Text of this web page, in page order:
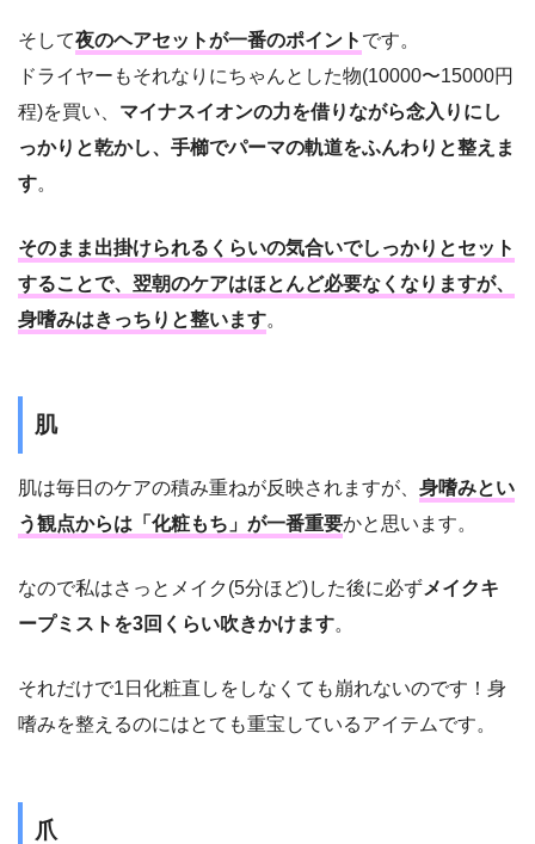
そして夜のヘアセットが一番のポイント です。
ドライヤーもそれなりにちゃんとした物(10000〜15000円
程)を買い、 マイナスイオンの力を借りながら念入りにし
っかりと乾かし、手櫛でパーマの軌道をふんわりと整えま
す。
そのまま出掛けられるくらいの気合いでしっかりとセット
することで、翌朝のケアはほとんど必要なくなりますが、
身嗜みはきっちりと整います。
肌
肌は毎日のケアの積み重ねが反映されますが、 身嗜みとい
う観点からは「化粧もち」が一番重要かと思います。
なので私はさっとメイク(5分ほど)した後に必ずメイクキ
ープミストを3回くらい吹きかけます。
それだけで1日化粧直しをしなくても崩れないのです！身
嗜みを整えるのにはとても重宝しているアイテムです。
爪